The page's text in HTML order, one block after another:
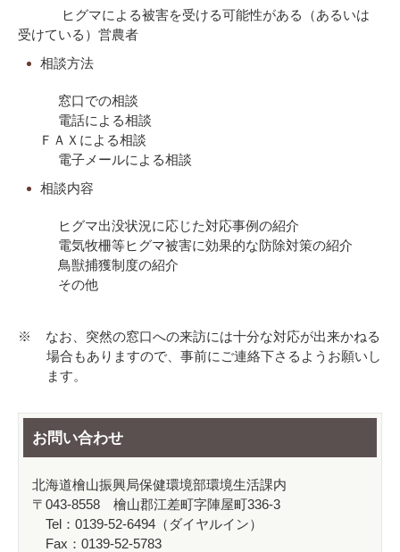
ヒグマによる被害を受ける可能性がある（あるいは
受けている）営農者
相談方法
窓口での相談
電話による相談
ＦＡＸによる相談
電子メールによる相談
相談内容
ヒグマ出没状況に応じた対応事例の紹介
電気牧柵等ヒグマ被害に効果的な防除対策の紹介
鳥獣捕獲制度の紹介
その他
※ なお、突然の窓口への来訪には十分な対応が出来かねる
場合もありますので、事前にご連絡下さるようお願いし
ます。
お問い合わせ
北海道檜山振興局保健環境部環境生活課内
〒043-8558 檜山郡江差町字陣屋町336-3
Tel：0139-52-6494（ダイヤルイン）
Fax：0139-52-5783